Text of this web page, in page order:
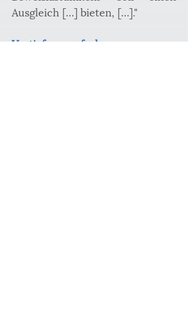
Ausgleich […] bieten, […]."
Vertiefungsaufgabe